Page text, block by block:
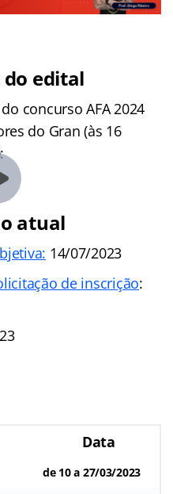
do edital
concurso AFA 2024
do Gran (às 16
atual
14/07/2023
de inscrição:
Data
de 10 a 27/03/2023